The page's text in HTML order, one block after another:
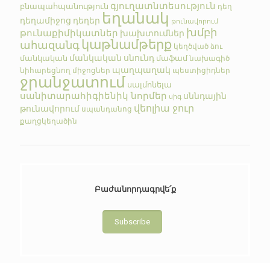
բնապահպանություն գյուղատնտեսություն դեղ
դեղամիջոց դեղեր եղանակ թունավորում
թունաքիմիկատներ խախտումներ խմբի
ահազանգկաթնամթերք կեղծված ձու
մանկական մանկական սնունդ մաֆամ նախագիծ
նիհարեցնող միջոցներ պաղպաղակ պեստիցիդներ
ջրանջատում սալմոնելա
սանիտարահիգիենիկ նորմեր սիգ սննդային
թունավորում սպանդանոց վեոլիա ջուր
քաղցկեղածին
Բաժանորդագրվե՛ք
Subscribe